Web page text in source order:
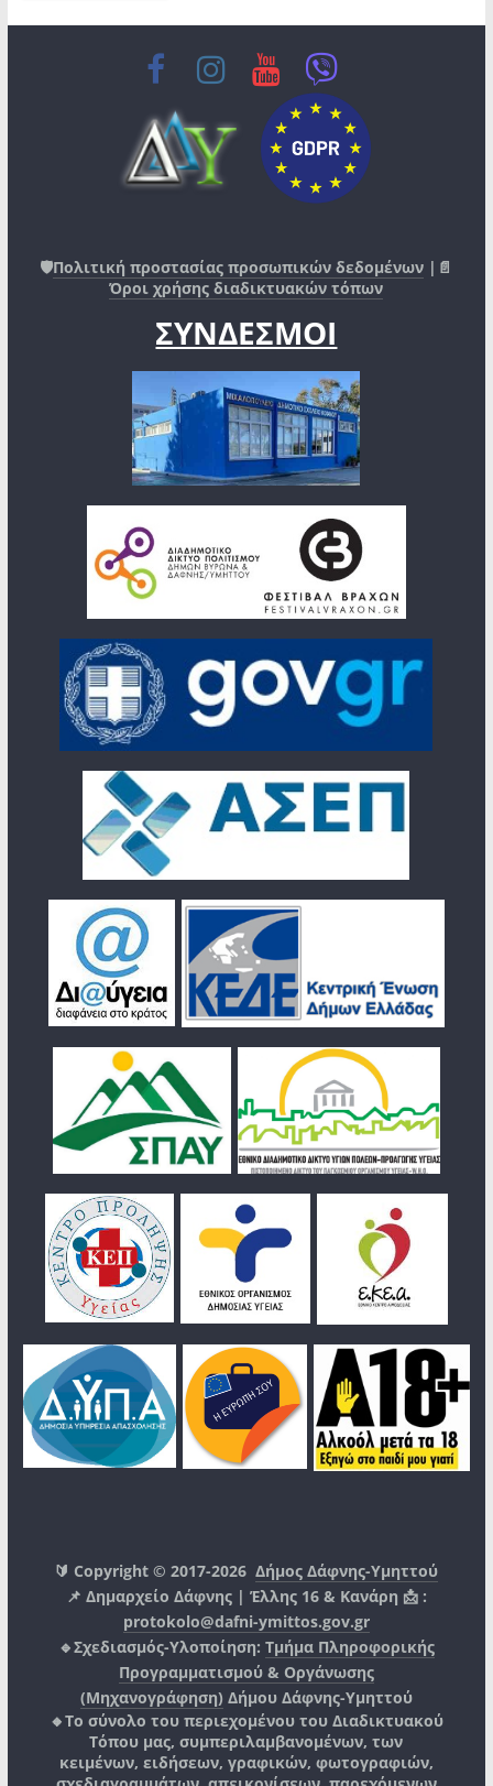
🛡️Πολιτική προστασίας προσωπικών δεδομένων |📄
Όροι χρήσης διαδικτυακών τόπων
ΣΥΝΔΕΣΜΟΙ
🔰 Copyright © 2017-2026Δήμος Δάφνης-Υμηττού
📌 Δημαρχείο Δάφνης | Έλλης 16 & Κανάρη 📩 :
protokolo@dafni-ymittos.gov.gr
🔹Σχεδιασμός-Υλοποίηση: Τμήμα Πληροφορικής
Προγραμματισμού & Οργάνωσης
(Μηχανογράφηση) Δήμου Δάφνης-Υμηττού
🔸Το σύνολο του περιεχομένου του Διαδικτυακού
Τόπου μας, συμπεριλαμβανομένων, των
κειμένων, ειδήσεων, γραφικών, φωτογραφιών,